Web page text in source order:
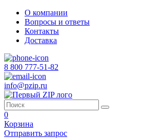
О компании
Вопросы и ответы
Контакты
Доставка
8 800 777-51-82
info@pzip.ru
0
Корзина
Отправить запрос